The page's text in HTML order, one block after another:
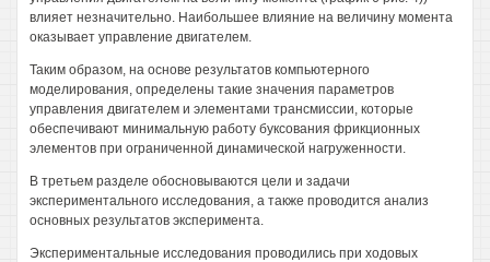
влияет незначительно. Наибольшее влияние на величину момента
оказывает управление двигателем.
Таким образом, на основе результатов компьютерного
моделирования, определены такие значения параметров
управления двигателем и элементами трансмиссии, которые
обеспечивают минимальную работу буксования фрикционных
элементов при ограниченной динамической нагруженности.
В третьем разделе обосновываются цели и задачи
экспериментального исследования, а также проводится анализ
основных результатов эксперимента.
Экспериментальные исследования проводились при ходовых